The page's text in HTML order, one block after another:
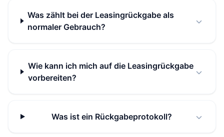
Was zählt bei der Leasingrückgabe als
normaler Gebrauch?
Wie kann ich mich auf die Leasingrückgabe
vorbereiten?
Was ist ein Rückgabeprotokoll?